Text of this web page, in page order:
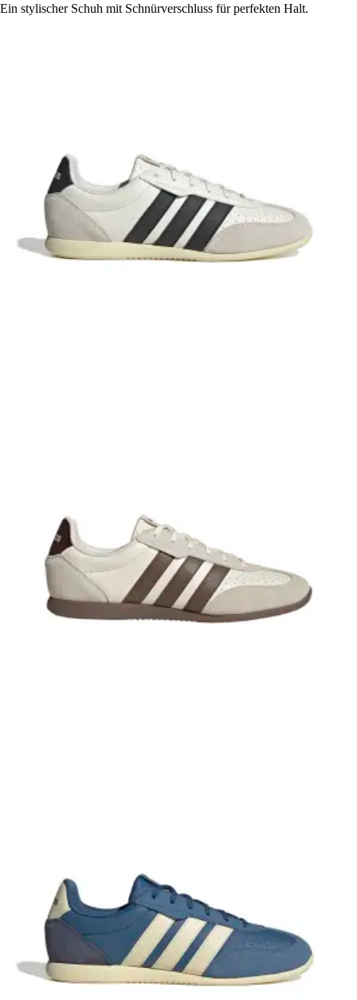
Ein stylischer Schuh mit Schnürverschluss für perfekten Halt.